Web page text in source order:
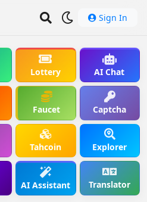
Sign In
Lottery AI Chat
Faucet Captcha
Tahcoin Explorer
AI Assistant Translator